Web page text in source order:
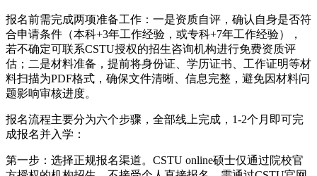
报名前需完成两项准备工作：一是资质自评，确认自身是否符
合申请条件（本科+3年工作经验，或专科+7年工作经验），
若不确定可联系CSTU授权的招生咨询机构进行免费资质评
估；二是材料准备，提前将身份证、学历证书、工作证明等材
料扫描为PDF格式，确保文件清晰、信息完整，避免因材料问
题影响审核进度。
报名流程主要分为六个步骤，全部线上完成，1-2个月即可完
成报名并入学：
第一步：选择正规报名渠道。CSTU online硕士仅通过院校官